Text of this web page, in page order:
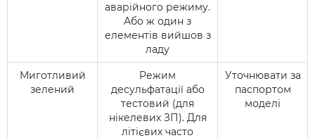
аварійного режиму.
Або ж один з
елементів вийшов з
ладу
Миготливий
зелений
Режим
десульфатації або
тестовий (для
нікелевих ЗП). Для
літієвих часто
Уточнювати за
паспортом
моделі